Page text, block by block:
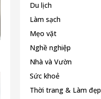
Du lịch
Làm sạch
Mẹo vặt
Nghề nghiệp
Nhà và Vườn
Sức khoẻ
Thời trang & Làm đẹp